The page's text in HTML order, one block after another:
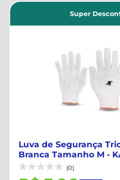
Luva de Segurança
Branca Tamanho M -
02111...
(0)
Super